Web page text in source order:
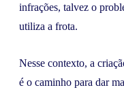
infrações, talvez o
utiliza a frota.
Nesse contexto, a
é o caminho para dar